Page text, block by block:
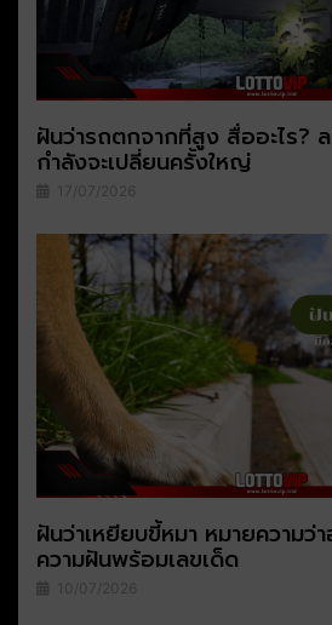
ฝันว่ารถตกจากที่สูง สื่ออะไร?
กำลังจะเปลี่ยนครั้งใหญ่
17/07/2026
ฝันว่าเหยียบขี้หมา หมายความว่
ความฝันพร้อมเลขเด็ด
10/07/2026